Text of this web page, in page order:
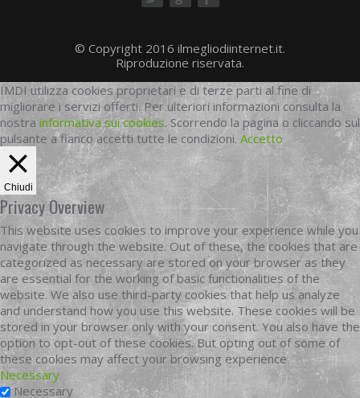
© Copyright 2016 ilmegliodiinternet.it.
Riproduzione riservata.
IMDI utilizza cookies proprietari e di terze parti al fine di
migliorare i servizi offerti. Per ulteriori informazioni consulta la
nostra informativa sui cookies. Scorrendo la pagina o cliccando sul
pulsante a fianco accetti tutte le condizioni. Accetto
Chiudi
Privacy Overview
This website uses cookies to improve your experience while you
navigate through the website. Out of these, the cookies that are
categorized as necessary are stored on your browser as they
are essential for the working of basic functionalities of the
website. We also use third-party cookies that help us analyze
and understand how you use this website. These cookies will be
stored in your browser only with your consent. You also have the
option to opt-out of these cookies. But opting out of some of
these cookies may affect your browsing experience.
Necessary
Necessary